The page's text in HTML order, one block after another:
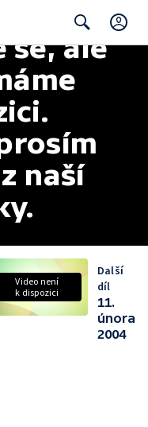
Search
se, ale
naší
Video není
k dispozici
Další
díl
11.
února
2004